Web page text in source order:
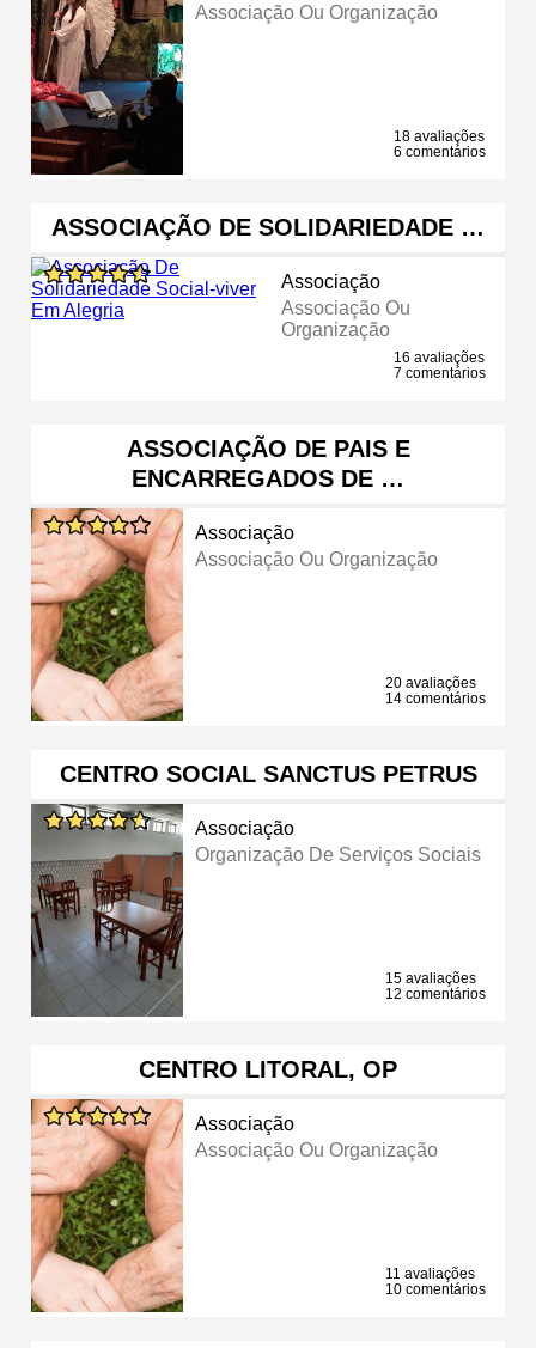
Associação Ou Organização
18 avaliações
6 comentários
ASSOCIAÇÃO DE SOLIDARIEDADE …
Associação
Associação Ou
Organização
16 avaliações
7 comentários
ASSOCIAÇÃO DE PAIS E
ENCARREGADOS DE …
Associação
Associação Ou Organização
20 avaliações
14 comentários
CENTRO SOCIAL SANCTUS PETRUS
Associação
Organização De Serviços Sociais
15 avaliações
12 comentários
CENTRO LITORAL, OP
Associação
Associação Ou Organização
11 avaliações
10 comentários